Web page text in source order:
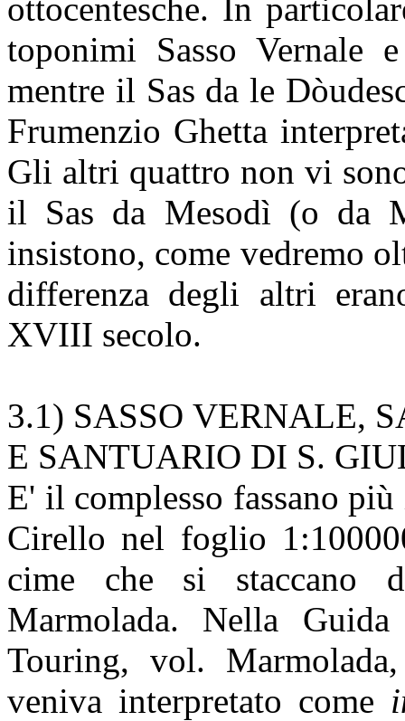
ottocentesche. In
toponimi Sasso Vernale
mentre il Sas da le
Frumenzio Ghetta
Gli altri quattro non vi
il Sas da Mesodì (o da
insistono, come vedremo
differenza degli altri
XVIII secolo.
3.1) SASSO VERNALE,
E SANTUARIO DI S.
E' il complesso fassano
Cirello nel foglio
cime che si staccano
Marmolada. Nella
Touring, vol.
veniva interpretato come